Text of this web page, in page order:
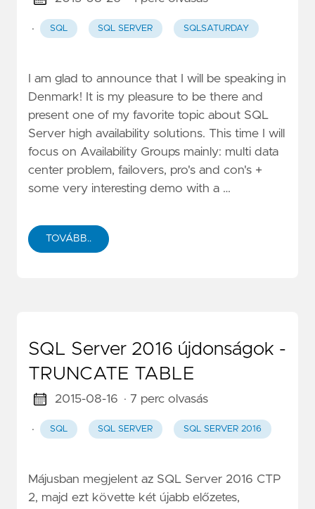
· SQL SQL SERVER SQLSATURDAY
I am glad to announce that I will be speaking in
Denmark! It is my pleasure to be there and
present one of my favorite topic about SQL
Server high availability solutions. This time I will
focus on Availability Groups mainly: multi data
center problem, failovers, pro's and con's +
some very interesting demo with a …
TOVÁBB..
SQL Server 2016 újdonságok -
TRUNCATE TABLE
2015-08-16 · 7 perc olvasás
· SQL SQL SERVER SQL SERVER 2016
Májusban megjelent az SQL Server 2016 CTP
2, majd ezt követte két újabb előzetes,